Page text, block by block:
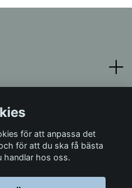
för att anpassa det
för att du ska få bästa
handlar hos oss.